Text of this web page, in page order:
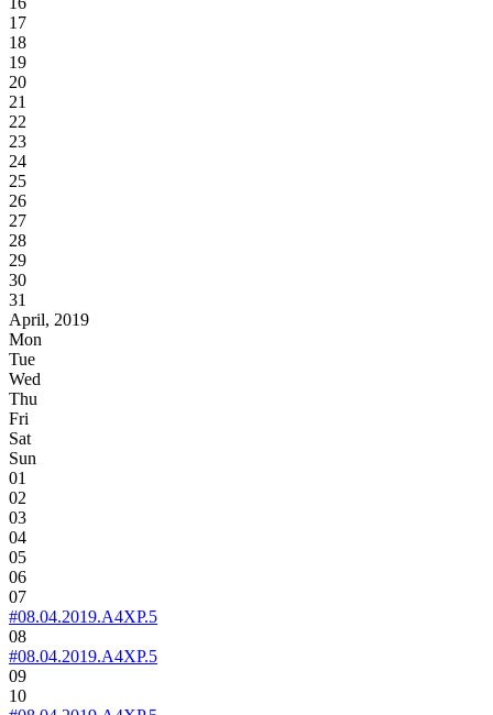
17
18
19
20
21
22
23
24
25
26
27
28
29
30
31
April, 2019
Mon
Tue
Wed
Thu
Fri
Sat
Sun
01
02
03
04
05
06
07
#08.04.2019.A4XP.5
08
#08.04.2019.A4XP.5
09
10